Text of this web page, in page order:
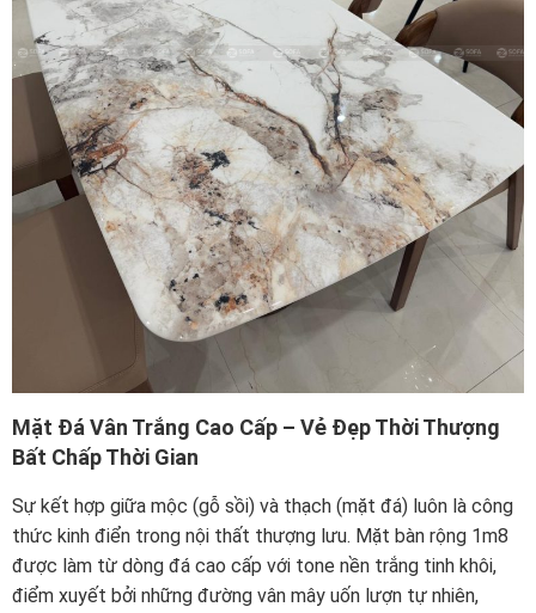
Mặt Đá Vân Trắng Cao Cấp – Vẻ Đẹp Thời Thượng
Bất Chấp Thời Gian
Sự kết hợp giữa mộc (gỗ sồi) và thạch (mặt đá) luôn là công
thức kinh điển trong nội thất thượng lưu. Mặt bàn rộng 1m8
được làm từ dòng đá cao cấp với tone nền trắng tinh khôi,
điểm xuyết bởi những đường vân mây uốn lượn tự nhiên,